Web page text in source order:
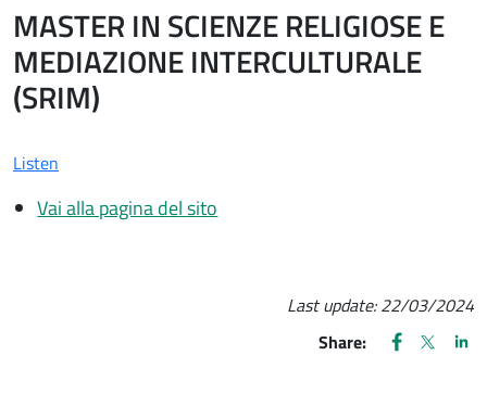
MASTER IN SCIENZE RELIGIOSE E
MEDIAZIONE INTERCULTURALE
(SRIM)
Listen
Vai alla pagina del sito
Last update:22/03/2024
Share:
FACEBOOK
(apre una
X
(apre